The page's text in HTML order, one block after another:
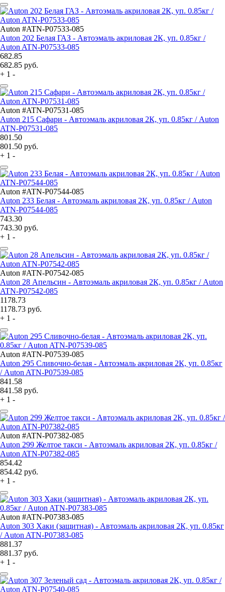
Auton #ATN-P07533-085
Auton 202 Белая ГАЗ - Автоэмаль акриловая 2К, уп. 0.85кг /
Auton ATN-P07533-085
682.85
682.85 руб.
+ 1 -
Auton #ATN-P07531-085
Auton 215 Сафари - Автоэмаль акриловая 2К, уп. 0.85кг / Auton
ATN-P07531-085
801.50
801.50 руб.
+ 1 -
Auton #ATN-P07544-085
Auton 233 Белая - Автоэмаль акриловая 2К, уп. 0.85кг / Auton
ATN-P07544-085
743.30
743.30 руб.
+ 1 -
Auton #ATN-P07542-085
Auton 28 Апельсин - Автоэмаль акриловая 2К, уп. 0.85кг / Auton
ATN-P07542-085
1178.73
1178.73 руб.
+ 1 -
Auton #ATN-P07539-085
Auton 295 Сливочно-белая - Автоэмаль акриловая 2К, уп. 0.85кг
/ Auton ATN-P07539-085
841.58
841.58 руб.
+ 1 -
Auton #ATN-P07382-085
Auton 299 Желтое такси - Автоэмаль акриловая 2К, уп. 0.85кг /
Auton ATN-P07382-085
854.42
854.42 руб.
+ 1 -
Auton #ATN-P07383-085
Auton 303 Хаки (защитная) - Автоэмаль акриловая 2К, уп. 0.85кг
/ Auton ATN-P07383-085
881.37
881.37 руб.
+ 1 -